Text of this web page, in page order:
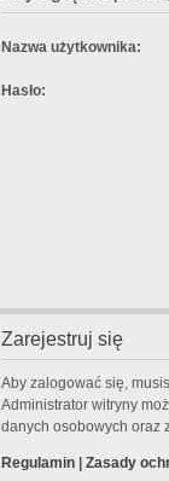
Nazwa użytkownika:
Hasło:
Zarejestruj się
Aby zalogować się,
Administrator witryny
danych osobowych oraz
Regulamin Zasady